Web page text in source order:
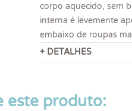
corpo aquecido, sem
interna é levemente
embaixo de roupas
+ DETALHES
este produto: